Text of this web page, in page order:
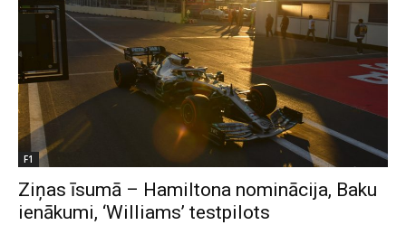
F1
Ziņas īsumā – Hamiltona nominācija, Baku
ienākumi, ‘Williams’ testpilots